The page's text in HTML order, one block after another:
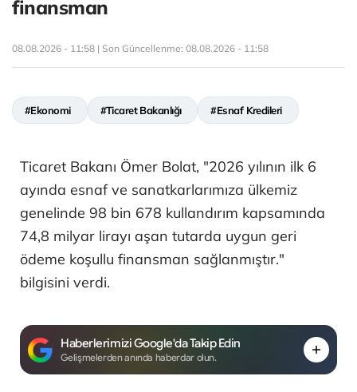
finansman
08.08.2026 - 11:58 | Son Güncellenme: 08.08.2026 - 11:58
#Ekonomi #Ticaret Bakanlığı #Esnaf Kredileri
Ticaret Bakanı Ömer Bolat, "2026 yılının ilk 6
ayında esnaf ve sanatkarlarımıza ülkemiz
genelinde 98 bin 678 kullandırım kapsamında
74,8 milyar lirayı aşan tutarda uygun geri
ödeme koşullu finansman sağlanmıştır."
bilgisini verdi.
Haberlerimizi Google'da Takip Edin
Gelişmelerden anında haberdar olun.